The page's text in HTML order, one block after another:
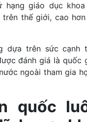
hạng giáo dục
thế giới, cao
dựa trên sức cạnh
đánh giá là quốc
ngoài tham gia
quốc